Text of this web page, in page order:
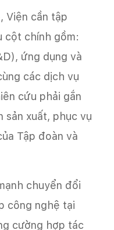
Viện cần tập
cột chính gồm:
ứng dụng và
các dịch vụ
cứu phải gắn
sản xuất, phục vụ
Tập đoàn và
chuyển đổi
công nghệ tại
cường hợp tác